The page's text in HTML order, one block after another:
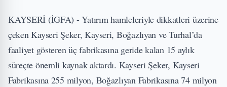
KAYSERİ (İGFA) - Yatırım hamleleriyle dikkatleri üzerine
çeken Kayseri Şeker, Kayseri, Boğazlıyan ve Turhal’da
faaliyet gösteren üç fabrikasına geride kalan 15 aylık
süreçte önemli kaynak aktardı. Kayseri Şeker, Kayseri
Fabrikasına 255 milyon, Boğazlıyan Fabrikasına 74 milyon